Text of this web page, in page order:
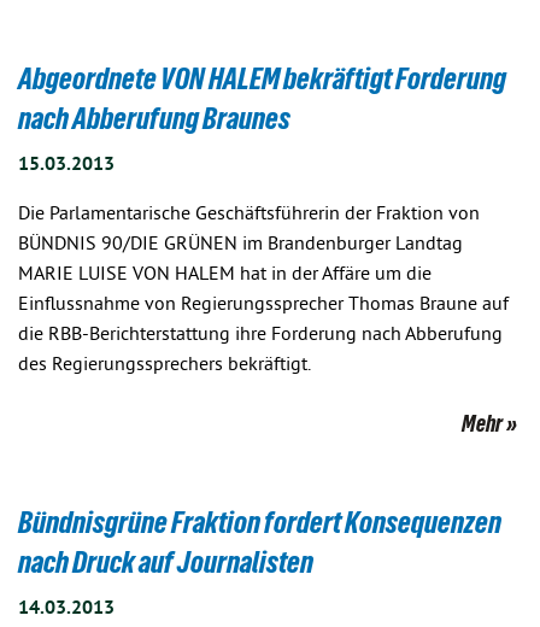
Abgeordnete VON HALEM bekräftigt Forderung
nach Abberufung Braunes
15.03.2013
Die Parlamentarische Geschäftsführerin der Fraktion von
BÜNDNIS 90/DIE GRÜNEN im Brandenburger Landtag
MARIE LUISE VON HALEM hat in der Affäre um die
Einflussnahme von Regierungssprecher Thomas Braune auf
die RBB-Berichterstattung ihre Forderung nach Abberufung
des Regierungssprechers bekräftigt.
Mehr
Bündnisgrüne Fraktion fordert Konsequenzen
nach Druck auf Journalisten
14.03.2013